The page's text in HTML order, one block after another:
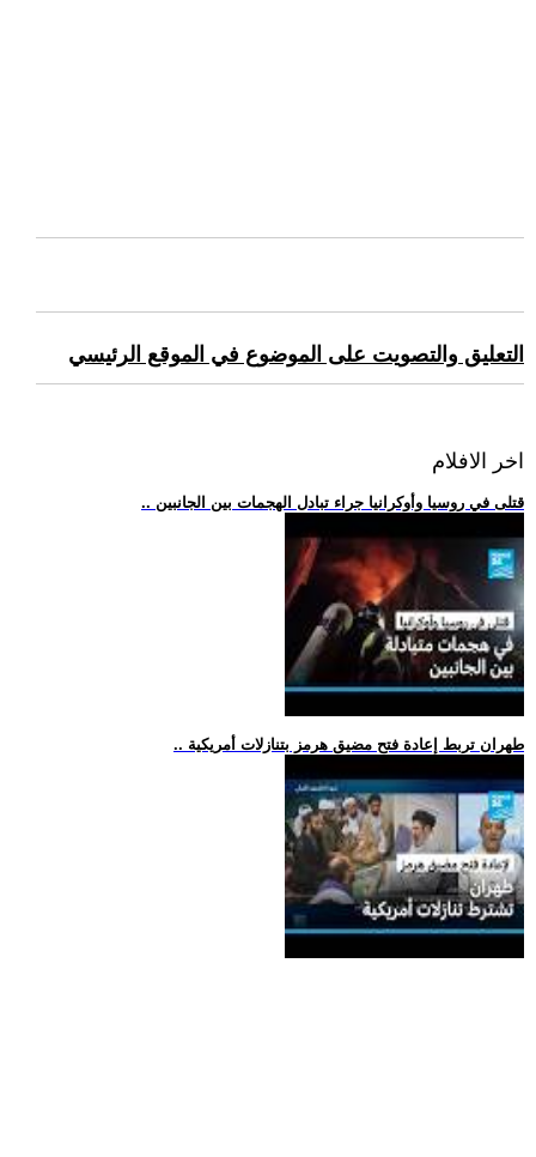
التعليق والتصويت على الموضوع في الموقع الرئيسي
اخر الافلام
.. قتلى في روسيا وأوكرانيا جراء تبادل الهجمات بين الجانبين
.. طهران تربط إعادة فتح مضيق هرمز بتنازلات أمريكية